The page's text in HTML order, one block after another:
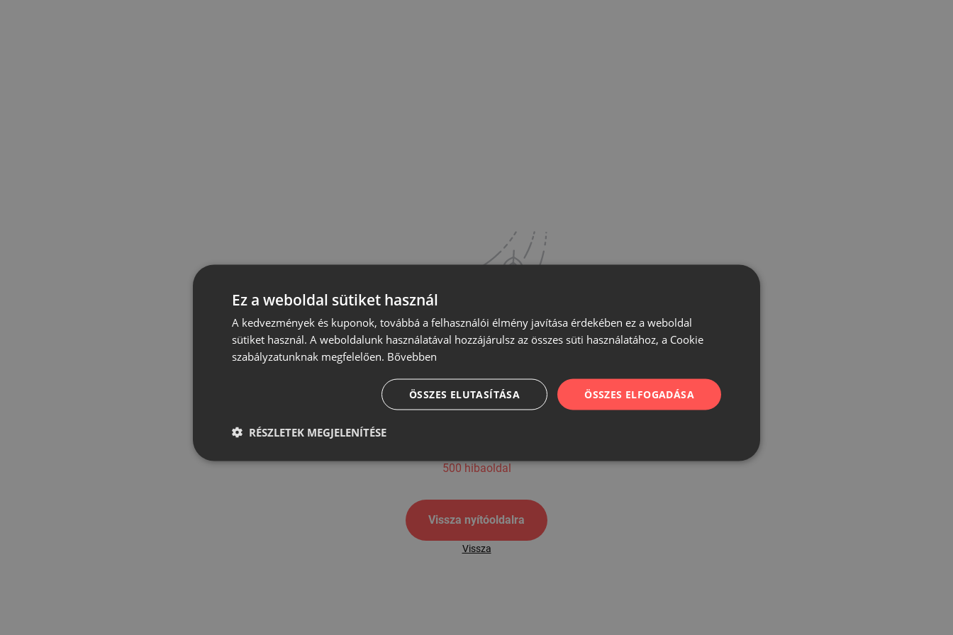
500
500 hibaoldal
Vissza nyítóoldalra
Vissza
Ez a weboldal sütiket használ
A kedvezmények és kuponok, továbbá a felhasználói élmény javítása érdekében ez a weboldal
sütiket használ. A weboldalunk használatával hozzájárulsz az összes süti használatához, a Cookie
szabályzatunknak megfelelően. Bővebben
ÖSSZES ELFOGADÁSA
ÖSSZES ELUTASÍTÁSA
RÉSZLETEK MEGJELENÍTÉSE